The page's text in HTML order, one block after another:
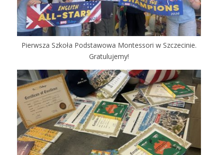
Pierwsza Szkoła Podstawowa Montessori w Szczecinie.
Gratulujemy!